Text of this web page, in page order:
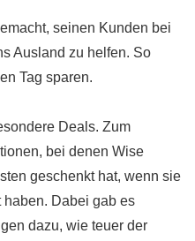
seinen Kunden bei
Ausland zu helfen. So
Tag sparen.
Deals. Zum
bei denen Wise
geschenkt hat, wenn sie
haben. Dabei gab es
dazu, wie teuer der